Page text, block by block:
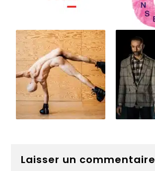
Laisser un commentaire